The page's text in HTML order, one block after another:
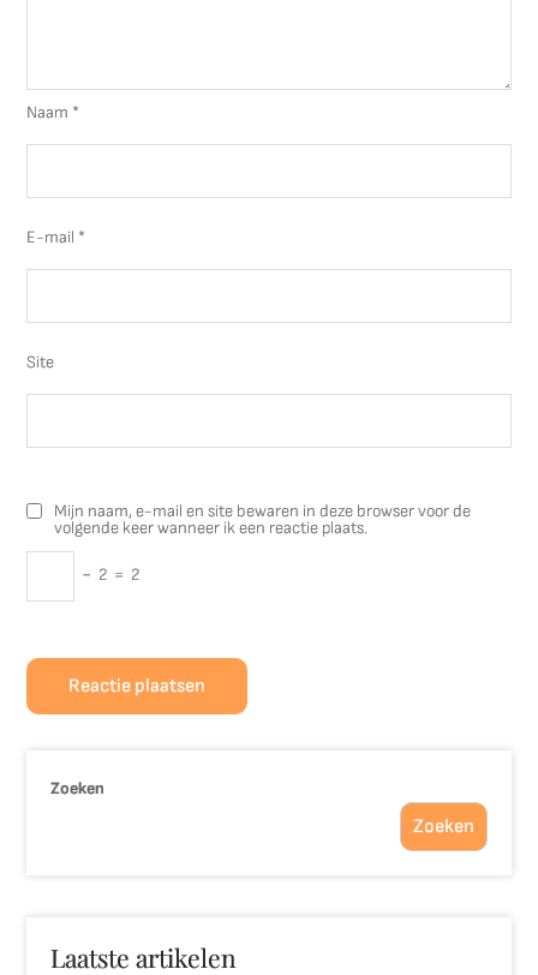
Naam *
E-mail *
Site
Mijn naam, e-mail en site bewaren in deze browser voor de
volgende keer wanneer ik een reactie plaats.
− 2 = 2
Zoeken
Zoeken
Laatste artikelen